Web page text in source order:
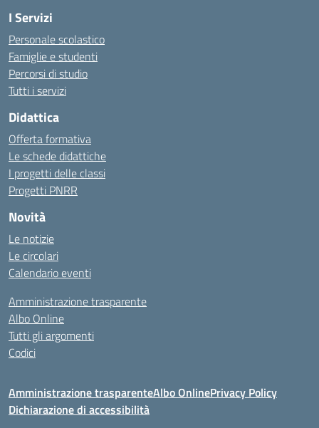
I Servizi
Personale scolastico
Famiglie e studenti
Percorsi di studio
Tutti i servizi
Didattica
Offerta formativa
Le schede didattiche
I progetti delle classi
Progetti PNRR
Novità
Le notizie
Le circolari
Calendario eventi
Amministrazione trasparente
Albo Online
Tutti gli argomenti
Codici
Amministrazione trasparenteAlbo OnlinePrivacy Policy
Dichiarazione di accessibilità